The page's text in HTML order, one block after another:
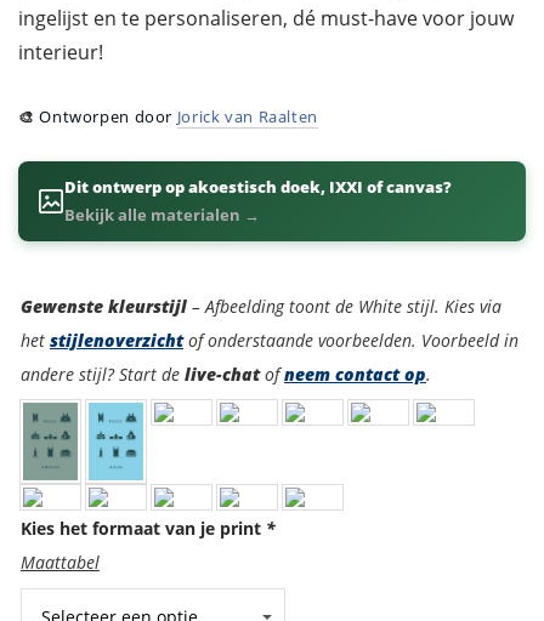
ingelijst en te personaliseren, dé must-have voor jouw
interieur!
🎨Ontworpen door Jorick van Raalten
Dit ontwerp op akoestisch doek, IXXI of canvas?
Bekijk alle materialen →
Kleurstijl
Gewenste kleurstijl – Afbeelding toont de White stijl. Kies via
het stijlenoverzichtof onderstaande voorbeelden. Voorbeeld in
andere stijl? Start de live-chatofneem contact op.
Kies het formaat van je print *
Maattabel